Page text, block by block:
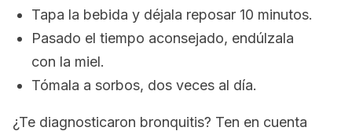
Tapa la bebida y déjala reposar 10 minutos.
Pasado el tiempo aconsejado, endúlzala
con la miel.
Tómala a sorbos, dos veces al día.
¿Te diagnosticaron bronquitis? Ten en cuenta